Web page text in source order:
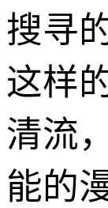
搜寻
这样
清流
能的